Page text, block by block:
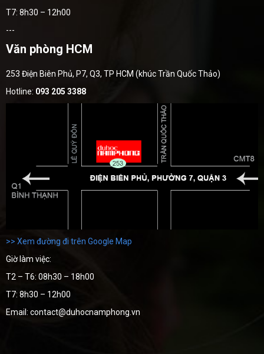
T7: 8h30 – 12h00
---
Văn phòng HCM
253 Điện Biên Phủ, P7, Q3, TP HCM (khúc Trần Quốc Thảo)
Hotline: 093 205 3388
>> Xem đường đi trên Google Map
Giờ làm việc:
T2 – T6: 08h30 – 18h00
T7: 8h30 – 12h00
Email: contact@duhocnamphong.vn